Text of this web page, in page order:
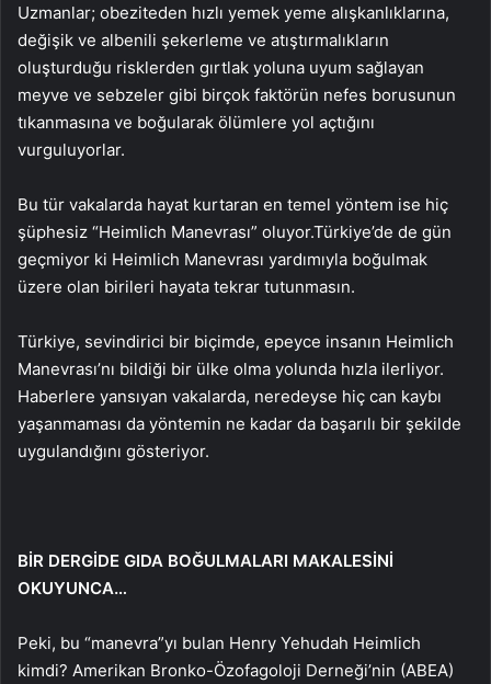
Uzmanlar; obeziteden hızlı yemek yeme alışkanlıklarına,
değişik ve albenili şekerleme ve atıştırmalıkların
oluşturduğu risklerden gırtlak yoluna uyum sağlayan
meyve ve sebzeler gibi birçok faktörün nefes borusunun
tıkanmasına ve boğularak ölümlere yol açtığını
vurguluyorlar.
Bu tür vakalarda hayat kurtaran en temel yöntem ise hiç
şüphesiz “Heimlich Manevrası” oluyor.Türkiye’de de gün
geçmiyor ki Heimlich Manevrası yardımıyla boğulmak
üzere olan birileri hayata tekrar tutunmasın.
Türkiye, sevindirici bir biçimde, epeyce insanın Heimlich
Manevrası’nı bildiği bir ülke olma yolunda hızla ilerliyor.
Haberlere yansıyan vakalarda, neredeyse hiç can kaybı
yaşanmaması da yöntemin ne kadar da başarılı bir şekilde
uygulandığını gösteriyor.
BİR DERGİDE GIDA BOĞULMALARI MAKALESİNİ
OKUYUNCA…
Peki, bu “manevra”yı bulan Henry Yehudah Heimlich
kimdi? Amerikan Bronko-Özofagoloji Derneği’nin (ABEA)